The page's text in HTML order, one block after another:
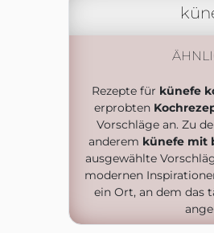
Rezepte für künefe
erprobten
Vorschläge an. Zu
anderem künefe mit
ausgewählte
modernen
ein Ort, an dem das